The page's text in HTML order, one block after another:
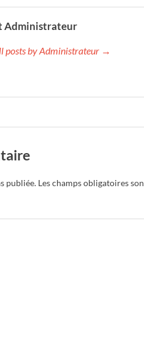
Administrateur
posts by Administrateur →
publiée. Les champs obligatoires